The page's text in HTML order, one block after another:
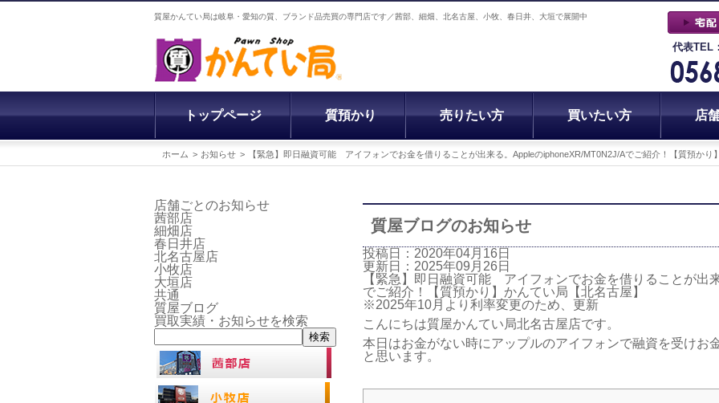
質屋かんてい局は岐阜・愛知の質、ブランド品売買の専門店です／茜部、細畑、北名古屋、小牧、春日井、大垣で展開中
代表TEL
トップページ 質預かり 売りたい方 買いたい方 店
ホーム お知らせ 【緊急】即日融資可能 アイフォンでお金を借りることが出来る。AppleのiphoneXR/MT0N2J/Aでご紹介！【質預かり
質屋ブログのお知らせ
投稿日：2020年04月16日
更新日：2025年09月26日
【緊急】即日融資可能 アイフォンでお金を借りることが出
でご紹介！【質預かり】かんてい局【北名古屋】
※2025年10月より利率変更のため、更新
こんにちは質屋かんてい局北名古屋店です。
本日はお金がない時にアップルのアイフォンで融資を受けお
と思います。
店舗ごとのお知らせ
茜部店
細畑店
春日井店
北名古屋店
小牧店
大垣店
共通
質屋ブログ
買取実績・お知らせを検索
検索